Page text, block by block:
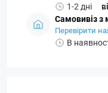
1-2 дні
Самовивіз з
Перевірити
В